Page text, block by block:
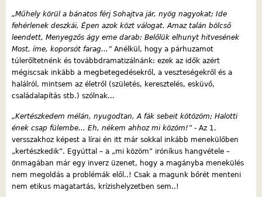
„Műhely körül a bánatos férj Sohajtva jár, nyög nagyokat; Ide
fehérlenek deszkái, Épen azok közt válogat. Amaz talán bölcső
leendett, Menyegzős ágy eme darab: Belőlük elhunyt hitvesének
Most, íme, koporsót farag...”Anélkül, hogy a párhuzamot
túlerőltetnénk és továbbdramatizálnánk: ezek az idők azért
mégiscsak inkább a megbetegedésekről, a veszteségekről és a
halálról, mintsem az életről (születés, keresztelés, esküvő,
családalapítás stb.) szólnak...
„Kertészkedem mélán, nyugodtan, A fák sebeit kötözöm; Halotti
ének csap fülembe... Eh, nékem ahhoz mi közöm!”- Az 1.
versszakhoz képest a lírai én itt már sokkal inkább menekülőben
„kertészkedik”. Egyúttal – a „mi közöm” iróníkus hangvétele –
önmagában már egy inverz üzenet, hogy a magányba menekülés
nem megoldás a problémák elől..! Csak a magunk bőrét menteni
nem etikus magatartás, krízishelyzetben sem..!